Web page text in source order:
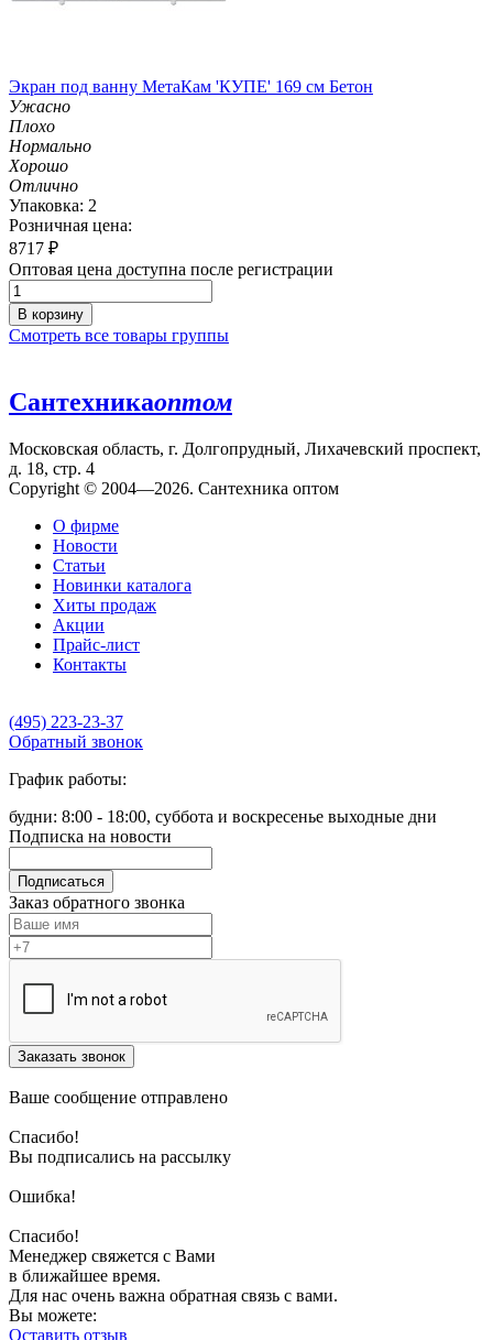
Экран под ванну МетаКам 'КУПЕ' 169 см Бетон
Ужасно
Плохо
Нормально
Хорошо
Отлично
Упаковка: 2
Розничная цена:
8717 ₽
Оптовая цена доступна после регистрации
В корзину
Смотреть все товары группы
Сантехникаоптом
Московская область, г. Долгопрудный, Лихачевский проспект,
д. 18, стр. 4
Copyright © 2004—2026. Сантехника оптом
О фирме
Новости
Статьи
Новинки каталога
Хиты продаж
Акции
Прайс-лист
Контакты
(495) 223-23-37
Обратный звонок
График работы:
будни: 8:00 - 18:00, суббота и воскресенье выходные дни
Подписка на новости
Подписаться
Заказ обратного звонка
Заказать звонок
Ваше сообщение отправлено
Спасибо!
Вы подписались на рассылку
Ошибка!
Спасибо!
Менеджер свяжется с Вами
в ближайшее время.
Для нас очень важна обратная связь с вами.
Вы можете:
Оставить отзыв